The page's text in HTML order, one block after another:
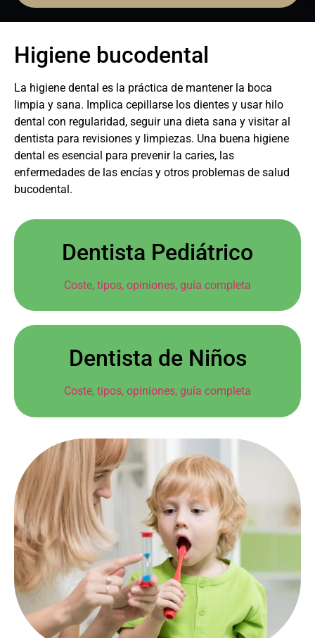
Higiene bucodental
La higiene dental es la práctica de mantener la boca
limpia y sana. Implica cepillarse los dientes y usar hilo
dental con regularidad, seguir una dieta sana y visitar al
dentista para revisiones y limpiezas. Una buena higiene
dental es esencial para prevenir la caries, las
enfermedades de las encías y otros problemas de salud
bucodental.
Dentista Pediátrico
Coste, tipos, opiniones, guía completa
Dentista de Niños
Coste, tipos, opiniones, guía completa